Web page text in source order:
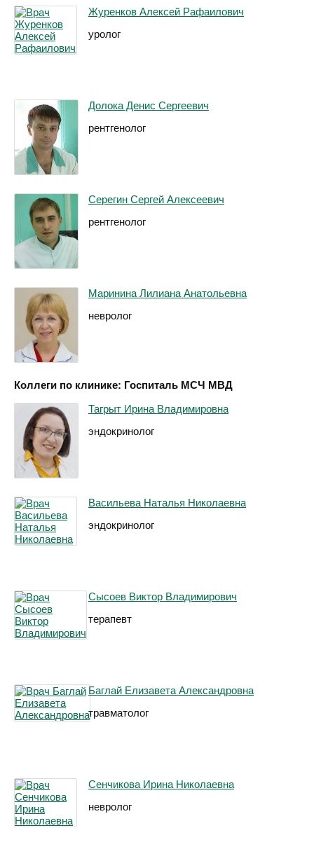
Журенков Алексей Рафаилович
уролог
Долока Денис Сергеевич
рентгенолог
Серегин Сергей Алексеевич
рентгенолог
Маринина Лилиана Анатольевна
невролог
Коллеги по клинике: Госпиталь МСЧ МВД
Тагрыт Ирина Владимировна
эндокринолог
Васильева Наталья Николаевна
эндокринолог
Сысоев Виктор Владимирович
терапевт
Баглай Елизавета Александровна
травматолог
Сенчикова Ирина Николаевна
невролог